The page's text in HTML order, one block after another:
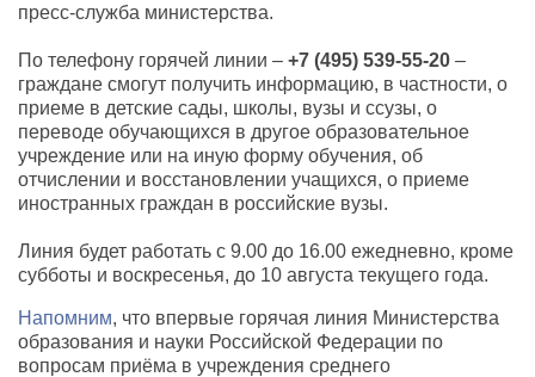
пресс-служба министерства.
По телефону горячей линии – +7 (495) 539-55-20 –
граждане смогут получить информацию, в частности, о
приеме в детские сады, школы, вузы и ссузы, о
переводе обучающихся в другое образовательное
учреждение или на иную форму обучения, об
отчислении и восстановлении учащихся, о приеме
иностранных граждан в российские вузы.
Линия будет работать с 9.00 до 16.00 ежедневно, кроме
субботы и воскресенья, до 10 августа текущего года.
Напомним, что впервые горячая линия Министерства
образования и науки Российской Федерации по
вопросам приёма в учреждения среднего